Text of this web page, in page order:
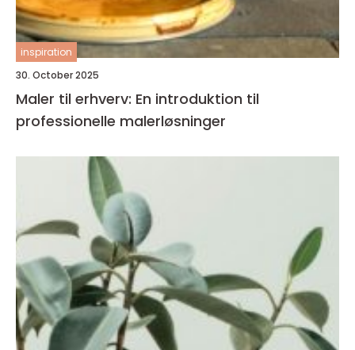
inspiration
30. October 2025
Maler til erhverv: En introduktion til
professionelle malerløsninger